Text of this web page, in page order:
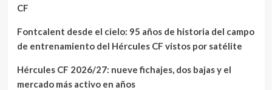
CF
Fontcalent desde el cielo: 95 años de historia del campo
de entrenamiento del Hércules CF vistos por satélite
Hércules CF 2026/27: nueve fichajes, dos bajas y el
mercado más activo en años